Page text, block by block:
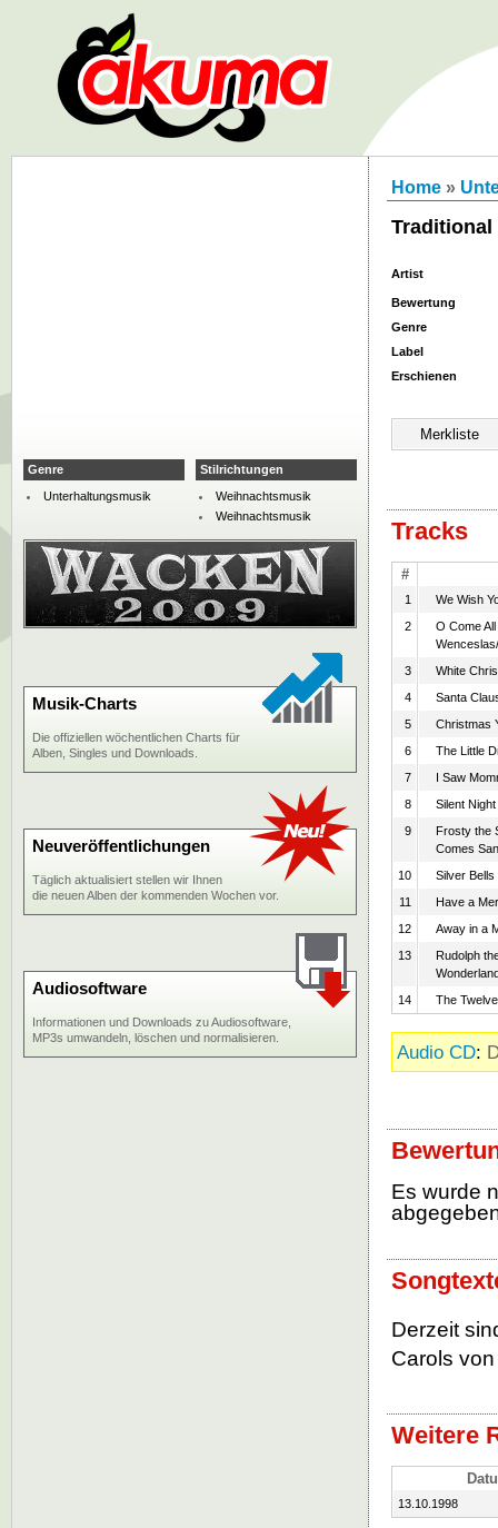
Home »
Traditional
Artist
Bewertung
Genre
Label
Erschienen
Tracks
#
1
We Wish
2
O Come
3
White
4
Santa
5
Christmas
6
The Little
7
I Saw
8
Silent Night
9
Frosty the
Comes
10
Silver Bells
11
Have a
12
Away in a
13
Rudolph
14
The
Audio CD:
Es wurde
Derzeit
Carols
Weitere
13.10.1998
Genre
Unterhaltungsmusik
Stilrichtungen
Weihnachtsmusik
Weihnachtsmusik
Musik-Charts
Die offiziellen wöchentlichen Charts für
Alben, Singles und Downloads.
Neuveröffentlichungen
Täglich aktualisiert stellen wir Ihnen
die neuen Alben der kommenden Wochen vor.
Audiosoftware
Informationen und Downloads zu Audiosoftware,
MP3s umwandeln, löschen und normalisieren.